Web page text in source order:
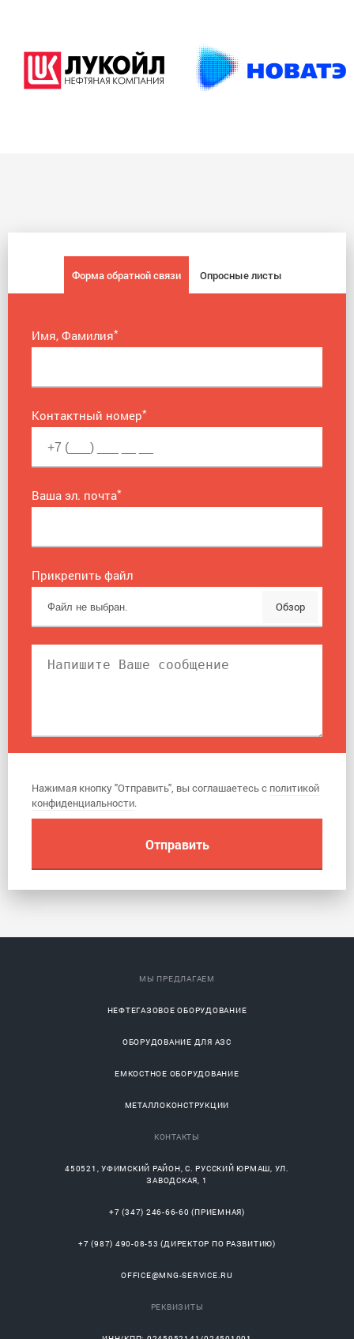
Форма обратной связи Опросные листы
Имя, Фамилия*
Контактный номер*
Ваша эл. почта*
Прикрепить файл
Обзор
Нажимая кнопку "Отправить", вы соглашаетесь с политикой
конфиденциальности.
МЫ ПРЕДЛАГАЕМ
НЕФТЕГАЗОВОЕ ОБОРУДОВАНИЕ
ОБОРУДОВАНИЕ ДЛЯ АЗС
ЕМКОСТНОЕ ОБОРУДОВАНИЕ
МЕТАЛЛОКОНСТРУКЦИИ
КОНТАКТЫ
450521 ,УФИМСКИЙ РАЙОН, С.РУССКИЙ ЮРМАШ, УЛ.
ЗАВОДСКАЯ, 1
+7 (347) 246-66-60 (ПРИЕМНАЯ)
+7 (987) 490-08-53 (ДИРЕКТОР ПО РАЗВИТИЮ)
OFFICE@MNG-SERVICE.RU
РЕКВИЗИТЫ